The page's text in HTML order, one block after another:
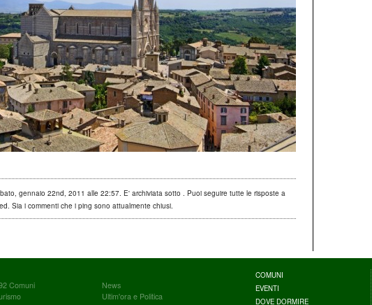
gennaio 22nd, 2011 alle 22:57. E' archiviata sotto . Puoi seguire tutte le risposte a
Sia i commenti che i ping sono attualmente chiusi.
Comuni
News
Ultim'ora e Politica
COMUNI
EVENTI
DOVE DORMIRE